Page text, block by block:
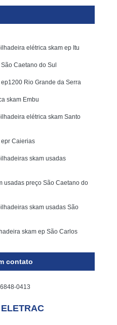
elétrica skam ep Itu
Caetano do Sul
Rio Grande da Serra
skam Embu
elétrica skam Santo
Caierias
skam usadas
usadas preço São Caetano do
skam usadas São
skam ep São Carlos
contato
0413